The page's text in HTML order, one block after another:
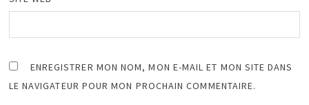
ENREGISTRER MON NOM, MON E-MAIL ET MON SITE DANS
LE NAVIGATEUR POUR MON PROCHAIN COMMENTAIRE.